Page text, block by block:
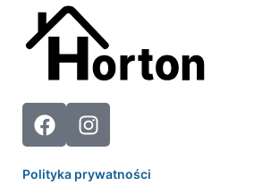
Polityka prywatności